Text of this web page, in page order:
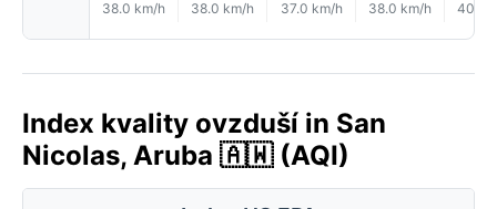
38.0 km/h 38.0 km/h 37.0 km/h 38.0 km/h 40.0
Index kvality ovzduší in San
Nicolas, Aruba 🇦🇼 (AQI)